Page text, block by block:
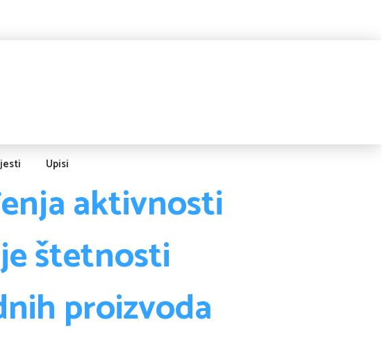
Upisi
aktivnosti
štetnosti
proizvoda